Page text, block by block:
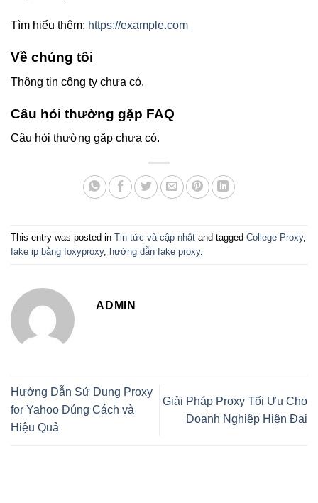
Tìm hiểu thêm: https://example.com
Về chúng tôi
Thông tin công ty chưa có.
Câu hỏi thường gặp FAQ
Câu hỏi thường gặp chưa có.
This entry was posted in Tin tức và cập nhật and tagged College Proxy,
fake ip bằng foxyproxy, hướng dẫn fake proxy.
ADMIN
Hướng Dẫn Sử Dụng Proxy
for Yahoo Đúng Cách và
Hiệu Quả
Giải Pháp Proxy Tối Ưu Cho
Doanh Nghiệp Hiện Đại